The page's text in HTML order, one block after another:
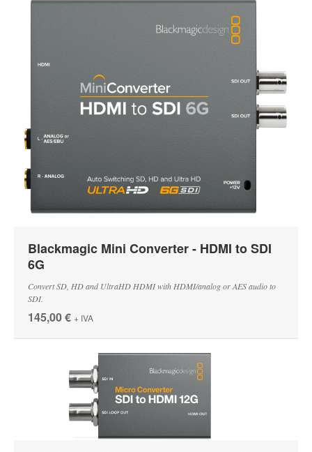
Blackmagic Mini Converter - HDMI to SDI
6G
Convert SD, HD and UltraHD HDMI with HDMI/analog or AES audio to
SDI.
145,00 € + IVA